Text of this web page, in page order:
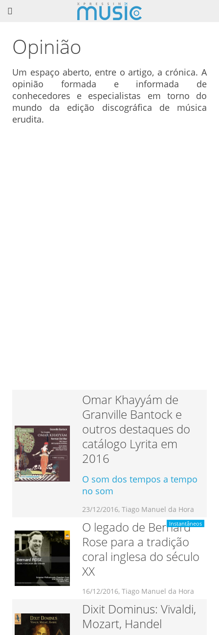
Opinião
Um espaço aberto, entre o artigo, a crónica. A
opinião formada e informada de
conhecedores e especialistas em torno do
mundo da edição discográfica de música
erudita.
Omar Khayyám de
Granville Bantock e
outros destaques do
catálogo Lyrita em
2016
O som dos tempos a tempo
no som
23/12/2016, Tiago Manuel da Hora
Instantâneos
O legado de Bernard
Rose para a tradição
coral inglesa do século
XX
16/12/2016, Tiago Manuel da Hora
Dixit Dominus: Vivaldi,
Mozart, Handel